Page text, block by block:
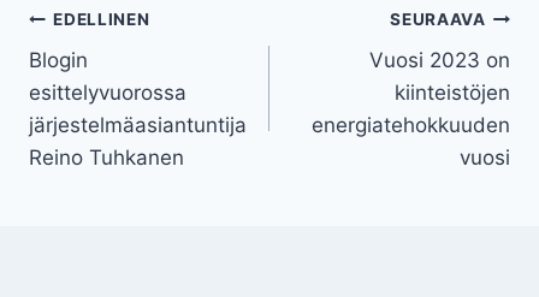
Artikkelien
selaus
EDELLINEN
Blogin
esittelyvuorossa
järjestelmäasiantuntĳa
Reino Tuhkanen
SEURAAVA
Vuosi 2023 on
kiinteistöjen
energiatehokkuuden
vuosi